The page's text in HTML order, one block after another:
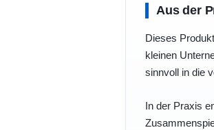
Aus der
Dieses
kleinen
sinnvoll in die
In der Praxis